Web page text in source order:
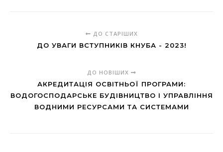
ДО СТАРІШИХ
ДО УВАГИ ВСТУПНИКІВ КНУБА - 2023!
ДО НОВІШИХ
АКРЕДИТАЦІЯ ОСВІТНЬОЇ ПРОГРАМИ:
ВОДОГОСПОДАРСЬКЕ БУДІВНИЦТВО І УПРАВЛІННЯ
ВОДНИМИ РЕСУРСАМИ ТА СИСТЕМАМИ